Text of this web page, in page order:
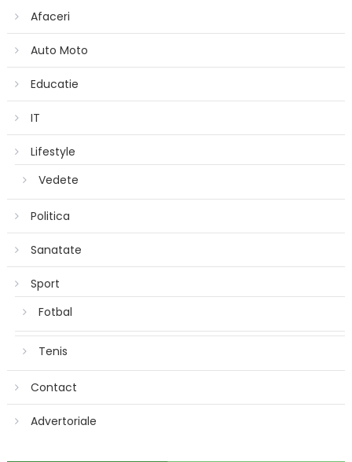
Afaceri
Auto Moto
Educatie
IT
Lifestyle
Vedete
Politica
Sanatate
Sport
Fotbal
Tenis
Contact
Advertoriale